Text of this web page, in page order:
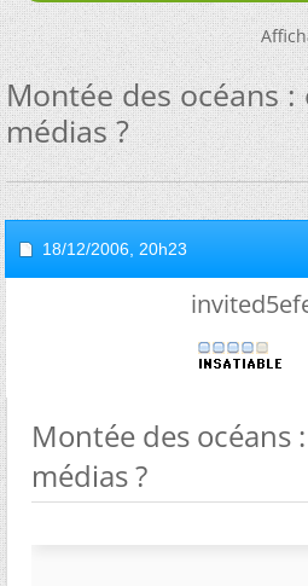
Montée des océans
médias ?
18/12/2006, 20h23
Montée des océans
médias ?